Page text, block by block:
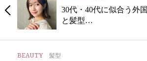
30代・40代に似合う外
と髪型…
BEAUTY 髪型